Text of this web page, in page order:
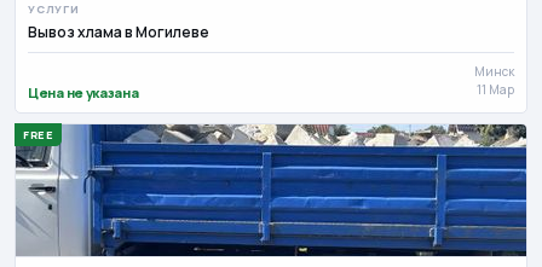
УСЛУГИ
Вывоз хлама в Могилеве
Цена не указана
Минск
11 Мар
FREE